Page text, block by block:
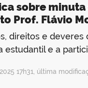
sobre
Prof. Flávio
direitos e
e a
17h31, última